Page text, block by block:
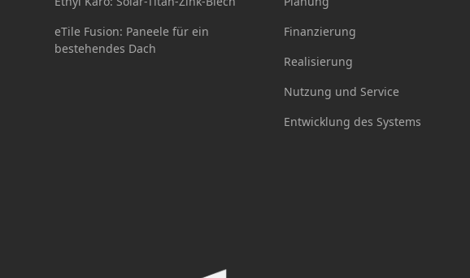
eTile Fusion: Paneele für ein
bestehendes Dach
Finanzierung
Realisierung
Nutzung und Service
Entwicklung des Systems